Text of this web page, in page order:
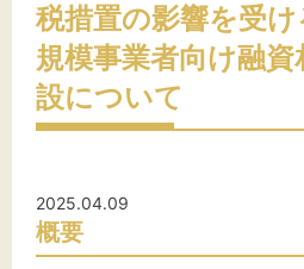
笠原町商工会に
税措置の影響を受
規模事業者向け融資
設について
2025.04.09
概要